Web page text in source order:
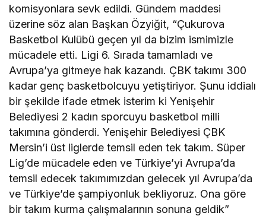
komisyonlara sevk edildi. Gündem maddesi
üzerine söz alan Başkan Özyiğit, “Çukurova
Basketbol Kulübü geçen yıl da bizim ismimizle
mücadele etti. Ligi 6. Sırada tamamladı ve
Avrupa’ya gitmeye hak kazandı. ÇBK takımı 300
kadar genç basketbolcuyu yetiştiriyor. Şunu iddialı
bir şekilde ifade etmek isterim ki Yenişehir
Belediyesi 2 kadın sporcuyu basketbol milli
takımına gönderdi. Yenişehir Belediyesi ÇBK
Mersin’i üst liglerde temsil eden tek takım. Süper
Lig’de mücadele eden ve Türkiye’yi Avrupa’da
temsil edecek takımımızdan gelecek yıl Avrupa’da
ve Türkiye’de şampiyonluk bekliyoruz. Ona göre
bir takım kurma çalışmalarının sonuna geldik”